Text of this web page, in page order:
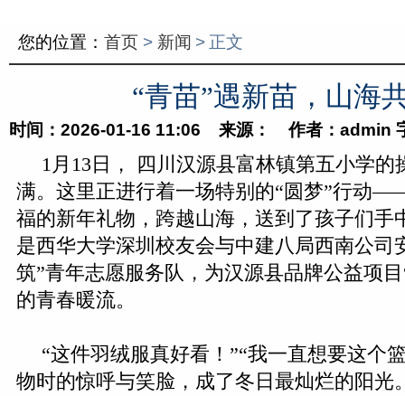
您的位置： 首页 > 新闻 > 正文
“青苗”遇新苗，山海
时间：2026-01-16 11:06 来源： 作者：admin
1月13日， 四川汉源县富林镇第五小学的
满。这里正进行着一场特别的“圆梦”行动
福的新年礼物，跨越山海，送到了孩子们手
是西华大学深圳校友会与中建八局西南公司
筑”青年志愿服务队，为汉源县品牌公益项
的青春暖流。
“这件羽绒服真好看！”“我一直想要这个
物时的惊呼与笑脸，成了冬日最灿烂的阳光